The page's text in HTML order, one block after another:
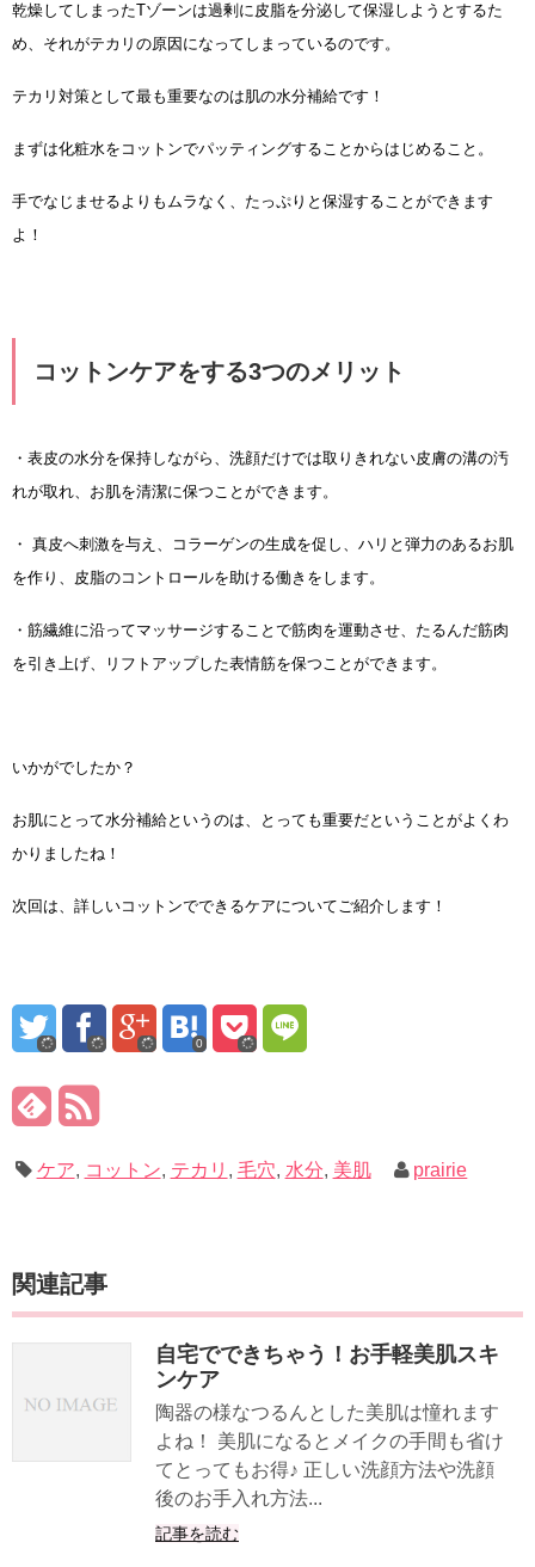
乾燥してしまったTゾーンは過剰に皮脂を分泌して保湿しようとするた
め、それがテカリの原因になってしまっているのです。
テカリ対策として最も重要なのは肌の水分補給です！
まずは化粧水をコットンでパッティングすることからはじめること。
手でなじませるよりもムラなく、たっぷりと保湿することができます
よ！
コットンケアをする3つのメリット
・表皮の水分を保持しながら、洗顔だけでは取りきれない皮膚の溝の汚
れが取れ、お肌を清潔に保つことができます。
・ 真皮へ刺激を与え、コラーゲンの生成を促し、ハリと弾力のあるお肌
を作り、皮脂のコントロールを助ける働きをします。
・筋繊維に沿ってマッサージすることで筋肉を運動させ、たるんだ筋肉
を引き上げ、リフトアップした表情筋を保つことができます。
いかがでしたか？
お肌にとって水分補給というのは、とっても重要だということがよくわ
かりましたね！
次回は、詳しいコットンでできるケアについてご紹介します！
0
ケア, コットン, テカリ , 毛穴, 水分, 美肌 prairie
関連記事
自宅でできちゃう！お手軽美肌スキ
ンケア
陶器の様なつるんとした美肌は憧れます
よね！ 美肌になるとメイクの手間も省け
てとってもお得♪ 正しい洗顔方法や洗顔
後のお手入れ方法...
記事を読む